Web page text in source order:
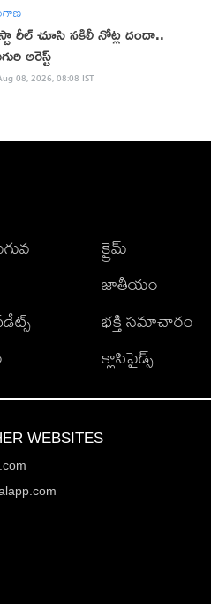
రీల్ చూసి నకిలీ నోట్ల దందా..
అరెస్ట్
08, 2026, 08:08 IST
క్రైమ్
జాతీయం
భక్తి సమాచారం
క్లాసిఫైడ్స్
WEBSITES